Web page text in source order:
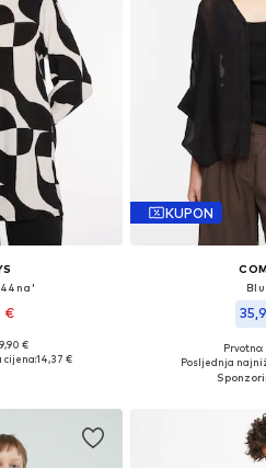
€
S, M, L, XL, XXL
€
cijena:14,37 €
KUPON
Dostupne
Dodaj u
Posljednja